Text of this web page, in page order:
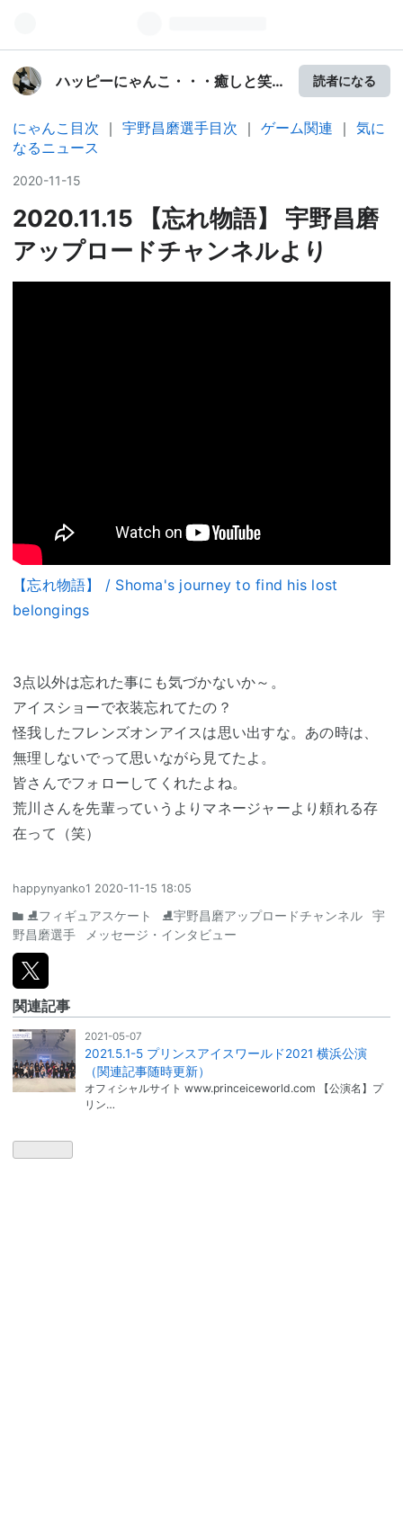
ハッピーにゃんこ・・・癒しと笑
読者になる
にゃんこ目次 ｜ 宇野昌磨選手目次 ｜ ゲーム関連 ｜ 気に
なるニュース
2020-11-15
2020.11.15 【忘れ物語】 宇野昌磨
アップロードチャンネルより
【忘れ物語】 / Shoma's journey to find his lost
belongings
3点以外は忘れた事にも気づかないか～。
アイスショーで衣装忘れてたの？
怪我したフレンズオンアイスは思い出すな。あの時は、
無理しないでって思いながら見てたよ。
皆さんでフォローしてくれたよね。
荒川さんを先輩っていうよりマネージャーより頼れる存
在って（笑）
happynyanko1 2020-11-15 18:05
⛸フィギュアスケート ⛸宇野昌磨アップロードチャンネル
宇
野昌磨選手
メッセージ・インタビュー
関連記事
2021-05-07
2021.5.1-5 プリンスアイスワールド2021 横浜公演
（関連記事随時更新）
オフィシャルサイト www.princeiceworld.com 【公演名】プ
リン…